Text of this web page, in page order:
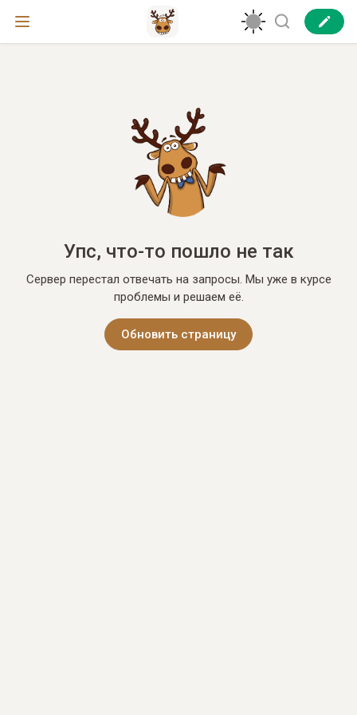
Упс, что-то пошло не так
Сервер перестал отвечать на запросы. Мы уже в курсе
проблемы и решаем её.
Обновить страницу